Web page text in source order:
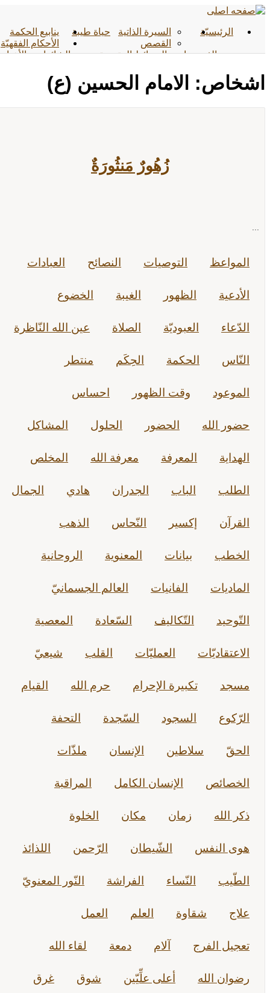
الرئیسیّة حياة طيبة
السيرة الذاتية
القصص
ينابيع الحكمة
الأحکام الفقهیّة
الوسائط المتعددة
الفیدیوهات الأخبار
الشائعات
اشخاص: الامام الحسين (ع)
زُهُورٌ مَنثُورَةٌ
المواعظ التوصيات النصائح العبادات
الأدعية الظهور الغيبة الخضوع
الدّعاء العبوديّة الصلاة عين الله النّاظرة
النّاس الحكمة الحِكَم منتطر
الموعود وقت الظهور احساس
حضور الله الحضور الحلول المشاكل
الهداية المعرفة معرفة الله المخلص
الطلب الباب الجدران هادي الجمال
القرآن إكسير النّحاس الذهب
الخطب بيانات المعنوية الروحانية
الماديات الفانيات العالم الجسمانيّ
التّوحيد التّكاليف السّعادة المعصية
الاعتقاديّات العمليّات القلب شيعيّ
مسجد تكبيرة الإحرام حرم الله القيام
الرّكوع السجود السّجدة التحفة
الحقّ سلاطين الإنسان ملذّات
الخصائص الإنسان الكامل المراقبة
ذكر الله زمان مكان الخلوة
هوى النفس الشّيطان الرّحمن اللذائذ
الطّيب النّساء الفراشة النّور المعنويّ
علاج شقاوة العلم العمل
تعجيل الفرج آلام دمعة لقاء الله
رضوان الله أعلى علِّيّين شوق غرق